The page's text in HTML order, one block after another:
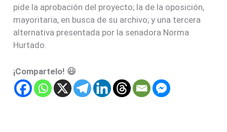
pide la aprobación del proyecto; la de la oposición,
mayoritaria, en busca de su archivo; y una tercera
alternativa presentada por la senadora Norma
Hurtado.
¡Compartelo! 😃